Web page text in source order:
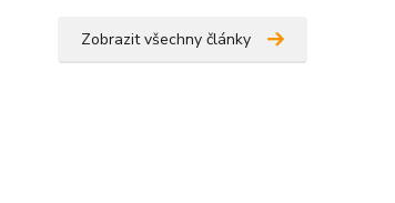
Zobrazit všechny články